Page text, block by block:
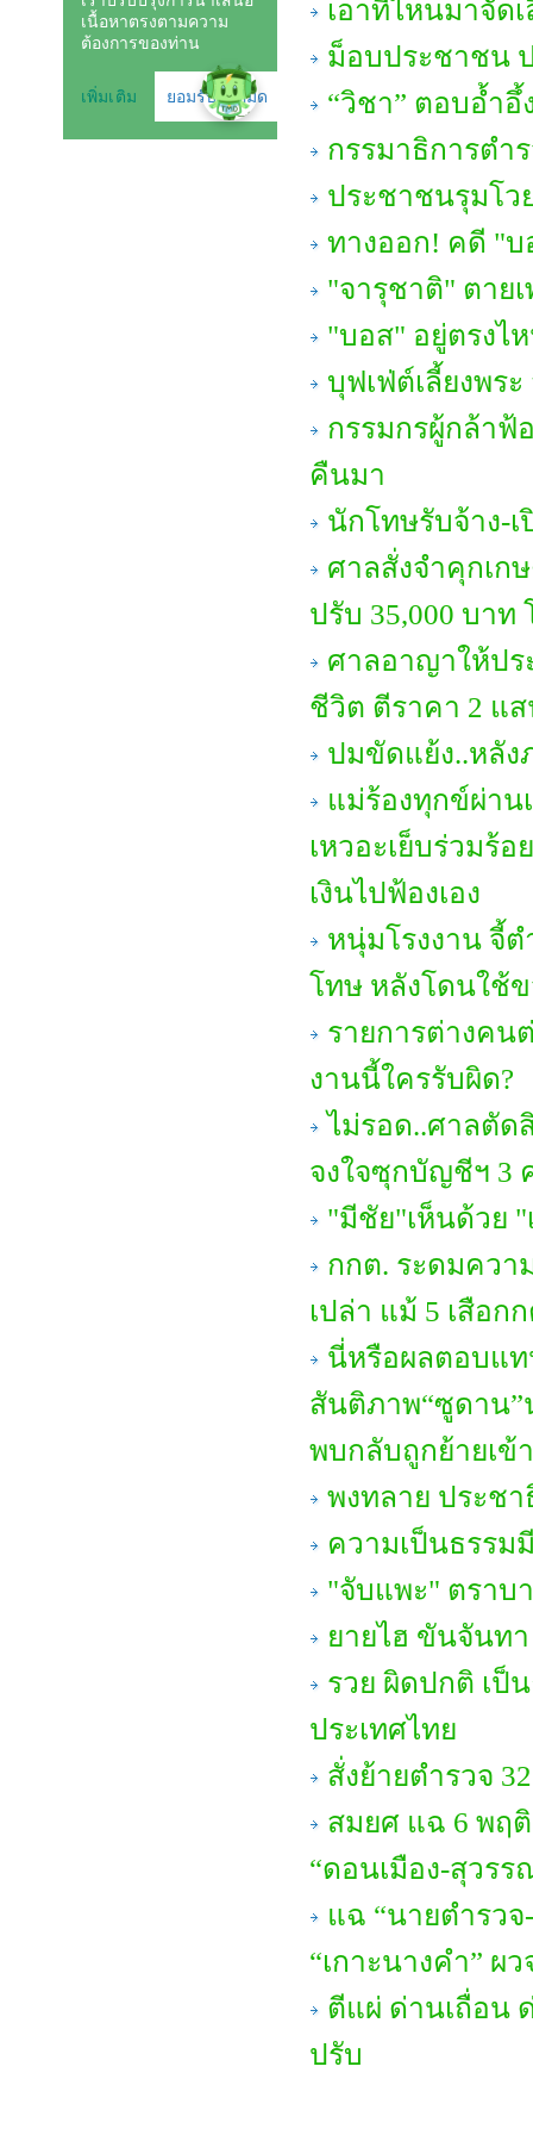
เอาที่ไหนมาจัด
ม็อบประชาชน
“วิชา” ตอบอ้ำ
กรรมาธิการตำ
ประชาชนรุมโว
ทางออก! คดี "บ
"จารุชาติ" ตาย
"บอส" อยู่ตรงไ
บุฟเฟ่ต์เลี้ยงพร
กรรมกรผู้กล้าฟ้
คืนมา
นักโทษรับจ้าง-
ศาลสั่งจำคุกเก
ปรับ 35,000 บา
ศาลอาญาให้ปร
ชีวิต ตีราคา 2 แ
ปมขัดแย้ง..หลัง
แม่ร้องทุกข์ผ่าน
เหวอะเย็บร่วมร้
เงินไปฟ้องเอง
หนุ่มโรงงาน จี้
โทษ หลังโดนใช้
รายการต่างคน
งานนี้ใครรับผิด?
ไม่รอด..ศาลตัด
จงใจซุกบัญชีฯ 3
"มีชัย"เห็นด้วย
กกต. ระดมควา
เปล่า แม้ 5 เสือก
นี่หรือผลตอบแท
สันติภาพ“ซูดาน”
พบกลับถูกย้ายเข้
พงทลาย ประชา
ความเป็นธรรม
"จับแพะ" ตราบ
ยายไฮ ขันจันท
รวย ผิดปกติ เป็
ประเทศไทย
สั่งย้ายตำรวจ
สมยศ แฉ 6 พฤ
“ดอนเมือง-สุวรร
แฉ “นายตำรว
“เกาะนางคำ” ผ
ตีแผ่ ด่านเถื่อน
ปรับ